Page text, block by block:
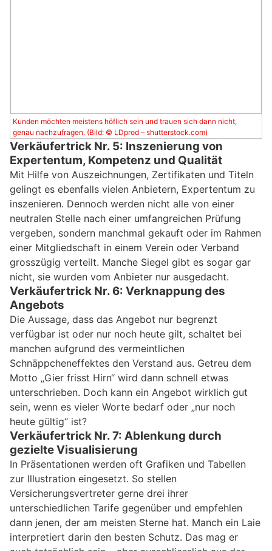
Kunden möchten meistens höflich sein und trauen sich dann nicht,
genau nachzufragen. (Bild: © LDprod – shutterstock.com)
Verkäufertrick Nr. 5: Inszenierung von
Expertentum, Kompetenz und Qualität
Mit Hilfe von Auszeichnungen, Zertifikaten und Titeln
gelingt es ebenfalls vielen Anbietern, Expertentum zu
inszenieren. Dennoch werden nicht alle von einer
neutralen Stelle nach einer umfangreichen Prüfung
vergeben, sondern manchmal gekauft oder im Rahmen
einer Mitgliedschaft in einem Verein oder Verband
grosszügig verteilt. Manche Siegel gibt es sogar gar
nicht, sie wurden vom Anbieter nur ausgedacht.
Verkäufertrick Nr. 6: Verknappung des
Angebots
Die Aussage, dass das Angebot nur begrenzt
verfügbar ist oder nur noch heute gilt, schaltet bei
manchen aufgrund des vermeintlichen
Schnäppcheneffektes den Verstand aus. Getreu dem
Motto „Gier frisst Hirn“ wird dann schnell etwas
unterschrieben. Doch kann ein Angebot wirklich gut
sein, wenn es vieler Worte bedarf oder „nur noch
heute gültig“ ist?
Verkäufertrick Nr. 7: Ablenkung durch
gezielte Visualisierung
In Präsentationen werden oft Grafiken und Tabellen
zur Illustration eingesetzt. So stellen
Versicherungsvertreter gerne drei ihrer
unterschiedlichen Tarife gegenüber und empfehlen
dann jenen, der am meisten Sterne hat. Manch ein Laie
interpretiert darin den besten Schutz. Das mag er